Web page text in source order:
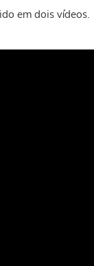
em dois vídeos.